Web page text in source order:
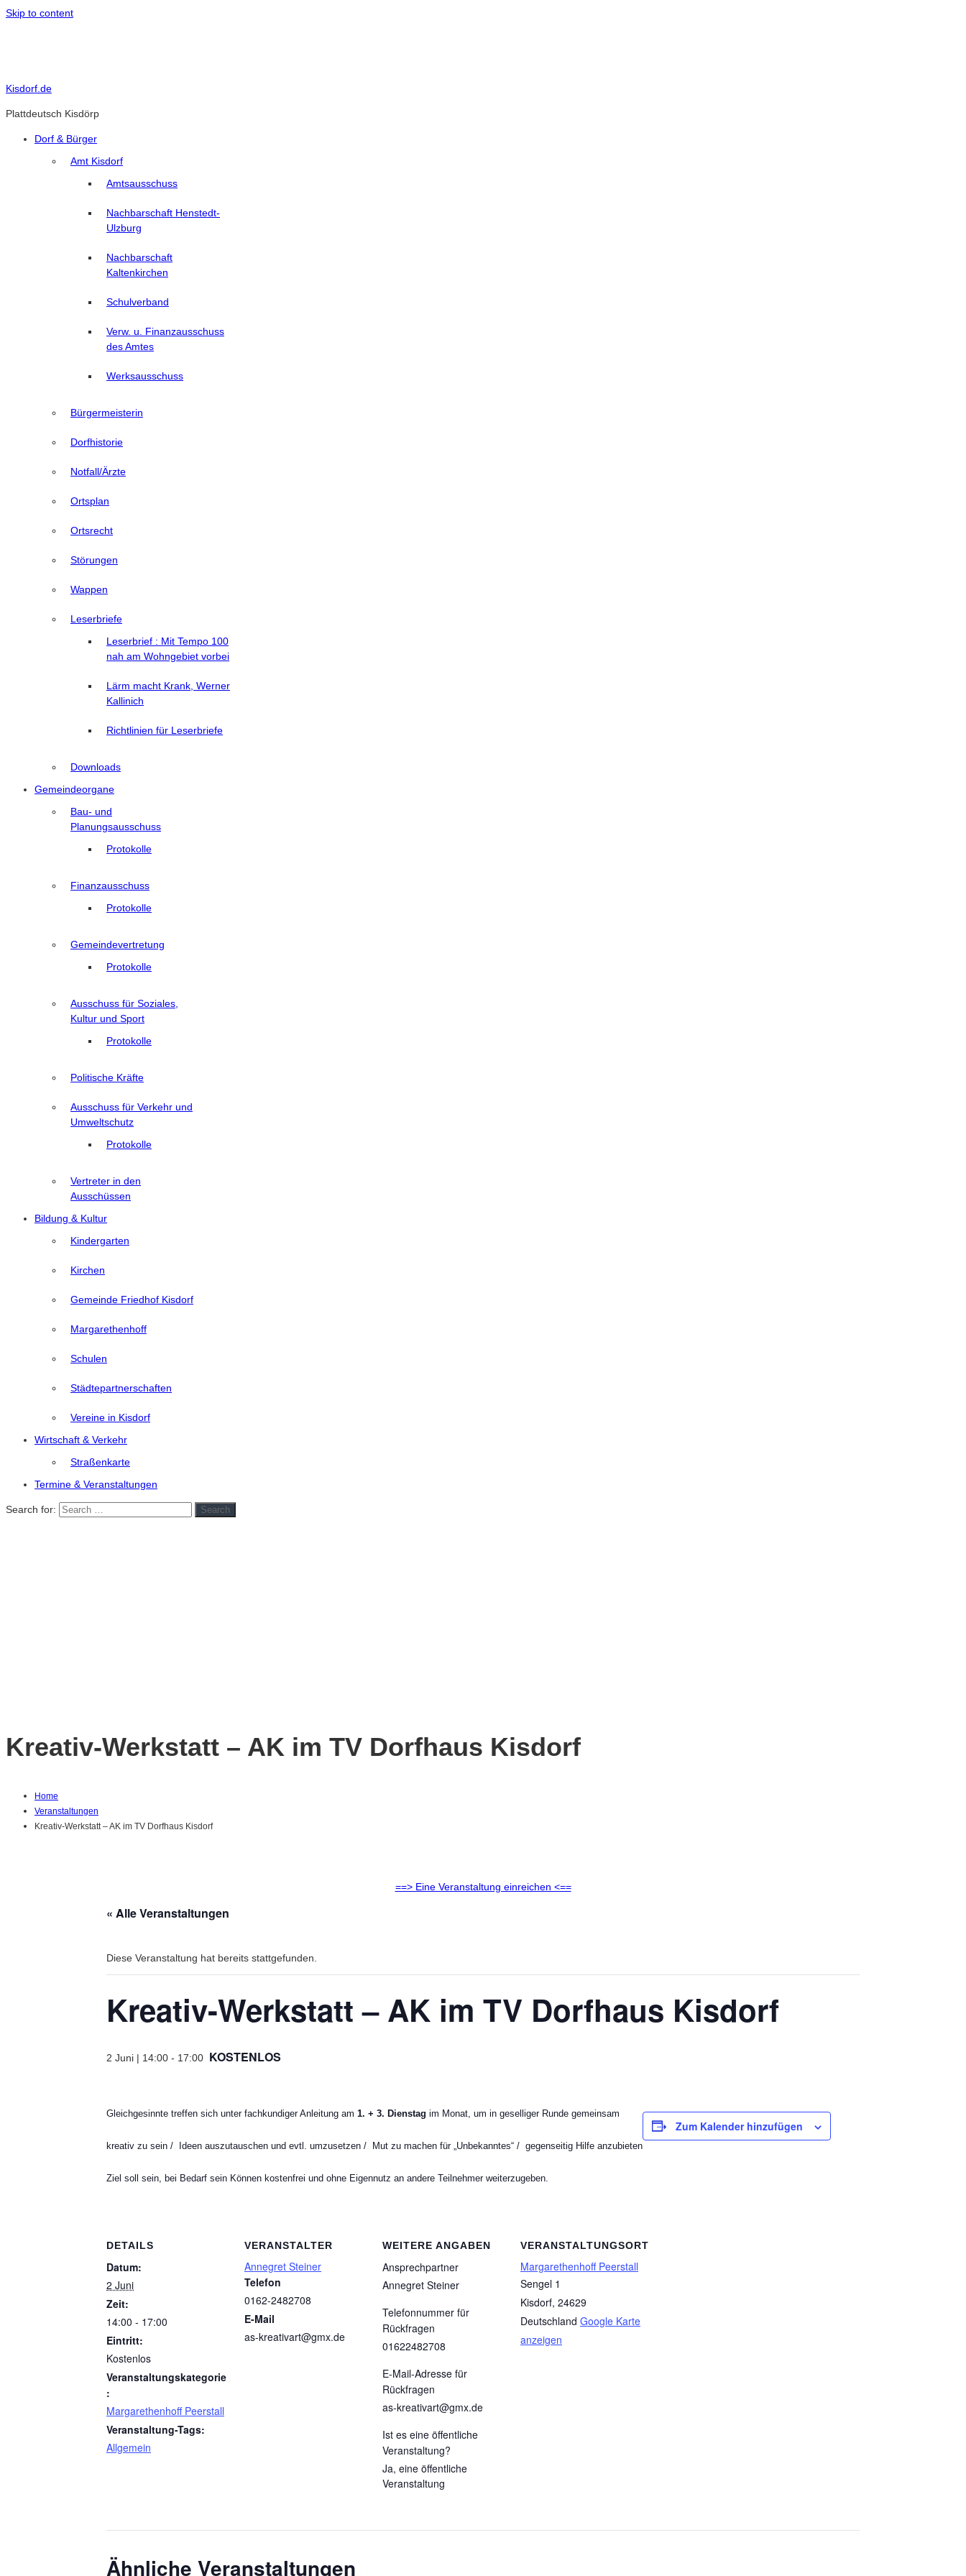
Skip to content
Kisdorf.de
Plattdeutsch Kisdörp
Dorf & Bürger
Amt Kisdorf
Amtsausschuss
Nachbarschaft Henstedt-
Ulzburg
Nachbarschaft
Kaltenkirchen
Schulverband
Verw. u. Finanzausschuss
des Amtes
Werksausschuss
Bürgermeisterin
Dorfhistorie
Notfall/Ärzte
Ortsplan
Ortsrecht
Störungen
Wappen
Leserbriefe
Leserbrief : Mit Tempo 100
nah am Wohngebiet vorbei
Lärm macht Krank, Werner
Kallinich
Richtlinien für Leserbriefe
Downloads
Gemeindeorgane
Bau- und
Planungsausschuss
Protokolle
Finanzausschuss
Protokolle
Gemeindevertretung
Protokolle
Ausschuss für Soziales,
Kultur und Sport
Protokolle
Politische Kräfte
Ausschuss für Verkehr und
Umweltschutz
Protokolle
Vertreter in den
Ausschüssen
Bildung & Kultur
Kindergarten
Kirchen
Gemeinde Friedhof Kisdorf
Margarethenhoff
Schulen
Städtepartnerschaften
Vereine in Kisdorf
Wirtschaft & Verkehr
Straßenkarte
Termine & Veranstaltungen
Search for: Search
Kreativ-Werkstatt – AK im TV Dorfhaus Kisdorf
Home
Veranstaltungen
Kreativ-Werkstatt – AK im TV Dorfhaus Kisdorf
==> Eine Veranstaltung einreichen <==
« Alle Veranstaltungen
Diese Veranstaltung hat bereits stattgefunden.
Kreativ-Werkstatt – AK im TV Dorfhaus Kisdorf
2 Juni | 14:00 - 17:00 KOSTENLOS
Gleichgesinnte treffen sich unter fachkundiger Anleitung am 1. + 3. Dienstag im Monat, um in geselliger Runde gemeinsam
kreativ zu sein / Ideen auszutauschen und evtl. umzusetzen / Mut zu machen für „Unbekanntes“ / gegenseitig Hilfe anzubieten
Ziel soll sein, bei Bedarf sein Können kostenfrei und ohne Eigennutz an andere Teilnehmer weiterzugeben.
Zum Kalender hinzufügen
DETAILS
Datum:
2 Juni
Zeit:
14:00 - 17:00
Eintritt:
Kostenlos
Veranstaltungskategorie
:
Margarethenhoff Peerstall
Veranstaltung-Tags:
Allgemein
VERANSTALTER
Annegret Steiner
Telefon
0162-2482708
E-Mail
as-kreativart@gmx.de
WEITERE ANGABEN
Ansprechpartner
Annegret Steiner
Telefonnummer für
Rückfragen
01622482708
E-Mail-Adresse für
Rückfragen
as-kreativart@gmx.de
Ist es eine öffentliche
Veranstaltung?
Ja, eine öffentliche
Veranstaltung
VERANSTALTUNGSORT
Margarethenhoff Peerstall
Sengel 1
Kisdorf, 24629
Deutschland Google Karte
anzeigen
Ähnliche Veranstaltungen